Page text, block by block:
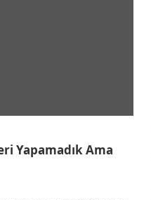
Yapamadık Ama